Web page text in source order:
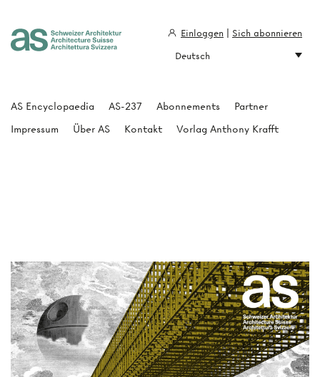
AS Encyclopaedia AS-237 Abonnements
Partner
Impressum
Über AS Kontakt Vorlag Anthony Krafft
Einloggen
Sich abonnieren
Deutsch